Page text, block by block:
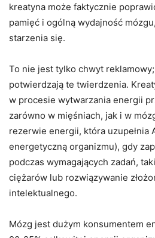
kreatyna może faktycznie
pamięć i ogólną wydajność
starzenia się.
To nie jest tylko chwyt
potwierdzają te twierdzenia.
w procesie wytwarzania energii
zarówno w mięśniach, jak i w
rezerwie energii, która uzupełnia
energetyczną organizmu), gdy
podczas wymagających zadań,
ciężarów lub rozwiązywanie
intelektualnego.
Mózg jest dużym konsumentem